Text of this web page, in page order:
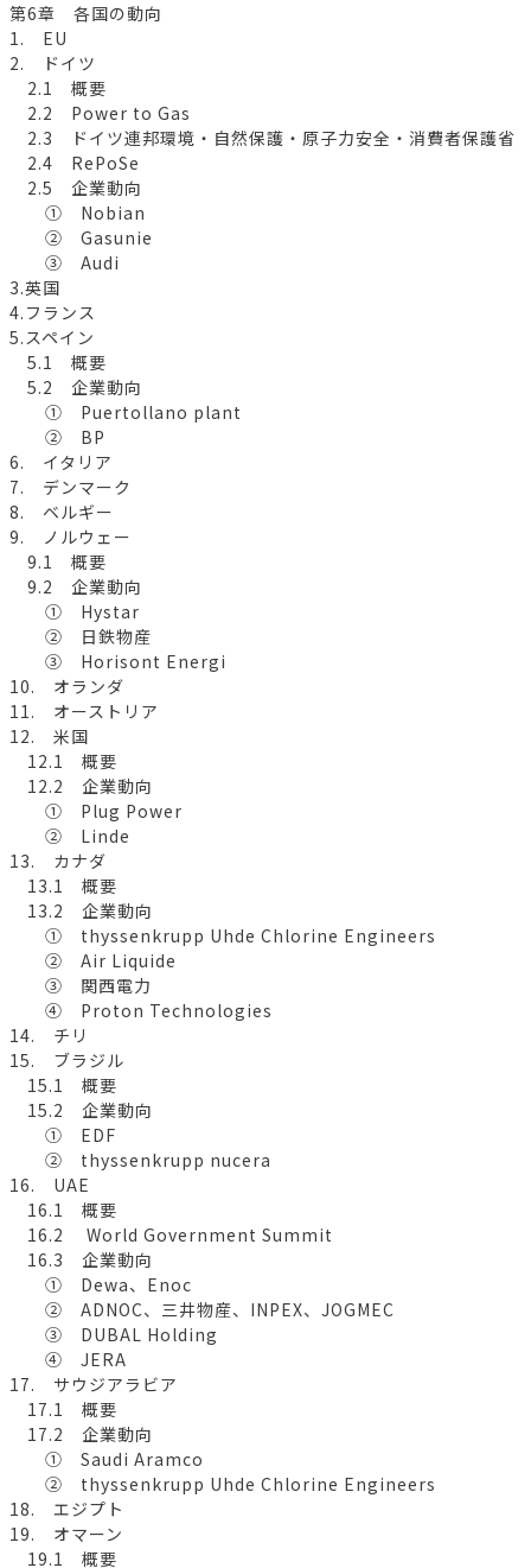
第6章 各国の動向
1. EU
2. ドイツ
2.1 概要
2.2 Power to Gas
2.3 ドイツ連邦環境・自然保護・原子力安全・消費者保護省
2.4 RePoSe
2.5 企業動向
① Nobian
② Gasunie
③ Audi
3.英国
4.フランス
5.スペイン
5.1 概要
5.2 企業動向
① Puertollano plant
② BP
6. イタリア
7. デンマーク
8. ベルギー
9. ノルウェー
9.1 概要
9.2 企業動向
① Hystar
② 日鉄物産
③ Horisont Energi
10. オランダ
11. オーストリア
12. 米国
12.1 概要
12.2 企業動向
① Plug Power
② Linde
13. カナダ
13.1 概要
13.2 企業動向
① thyssenkrupp Uhde Chlorine Engineers
② Air Liquide
③ 関西電力
④ Proton Technologies
14. チリ
15. ブラジル
15.1 概要
15.2 企業動向
① EDF
② thyssenkrupp nucera
16. UAE
16.1 概要
16.2 World Government Summit
16.3 企業動向
① Dewa、Enoc
② ADNOC、三井物産、INPEX、JOGMEC
③ DUBAL Holding
④ JERA
17. サウジアラビア
17.1 概要
17.2 企業動向
① Saudi Aramco
② thyssenkrupp Uhde Chlorine Engineers
18. エジプト
19. オマーン
19.1 概要